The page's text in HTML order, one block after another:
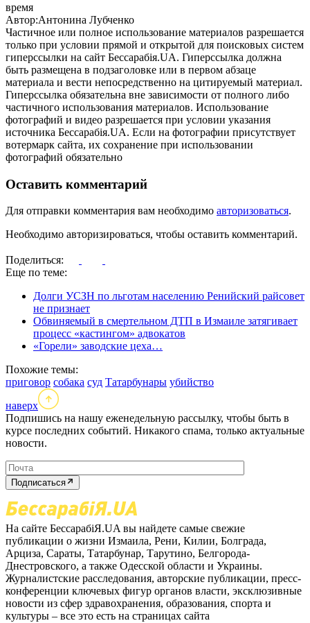
время
Автор:Антонина Лубченко
Частичное или полное использование материалов разрешается
только при условии прямой и открытой для поисковых систем
гиперссылки на сайт Бессарабія.UA. Гиперссылка должна
быть размещена в подзаголовке или в первом абзаце
материала и вести непосредственно на цитируемый материал.
Гиперссылка обязательна вне зависимости от полного либо
частичного использования материалов. Использование
фотографий и видео разрешается при условии указания
источника Бессарабія.UA. Если на фотографии присутствует
вотермарк сайта, их сохранение при использовании
фотографий обязательно
Оставить комментарий
Для отправки комментария вам необходимо авторизоваться.
Необходимо авторизироваться, чтобы оставить комментарий.
Поделиться:
Еще по теме:
Долги УСЗН по льготам населению Ренийский райсовет
не признает
Обвиняемый в смертельном ДТП в Измаиле затягивает
процесс «кастингом» адвокатов
«Горели» заводские цеха…
Похожие темы:
приговор собака суд Татарбунары убийство
наверх
Подпишись на нашу еженедельную рассылку, чтобы быть в
курсе последних событий. Никакого спама, только актуальные
новости.
Подписаться
На сайте БессарабіЯ.UA вы найдете самые свежие
публикации о жизни Измаила, Рени, Килии, Болграда,
Арциза, Сараты, Татарбунар, Тарутино, Белгорода-
Днестровского, а также Одесской области и Украины.
Журналистские расследования, авторские публикации, пресс-
конференции ключевых фигур органов власти, эксклюзивные
новости из сфер здравохранения, образования, спорта и
культуры – все это есть на страницах сайта